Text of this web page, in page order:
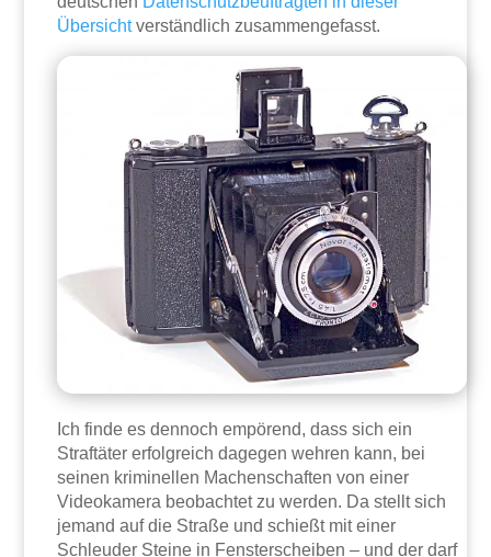
Übersichtverständlich zusammengefasst.
Ich finde es dennoch empörend, dass sich ein
Straftäter erfolgreich dagegen wehren kann, bei
seinen kriminellen Machenschaften von einer
Videokamera beobachtet zu werden. Da stellt sich
jemand auf die Straße und schießt mit einer
Schleuder Steine in Fensterscheiben – und der darf